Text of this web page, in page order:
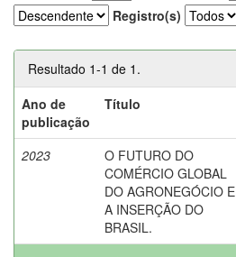
Registro(s)
Resultado 1-1 de 1.
Ano de
publicação
Título
2023
O FUTURO DO
COMÉRCIO GLOBAL
DO AGRONEGÓCIO E
A INSERÇÃO DO
BRASIL.